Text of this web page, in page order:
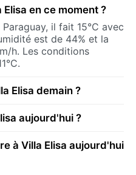
en ce moment ?
il fait 15°C avec
est de 44% et la
h. Les conditions
Elisa demain ?
aujourd'hui ?
à Villa Elisa aujourd'hui